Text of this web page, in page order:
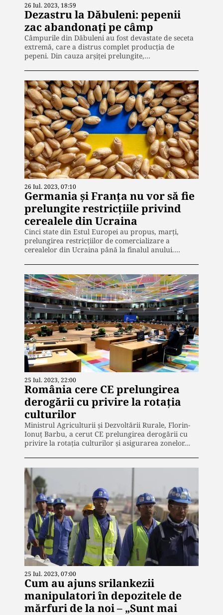
26 Iul. 2023, 18:59
Dezastru la Dăbuleni: pepenii
zac abandonați pe câmp
Câmpurile din Dăbuleni au fost devastate de seceta
extremă, care a distrus complet producția de
pepeni. Din cauza arșiței prelungite,…
26 Iul. 2023, 07:10
Germania și Franța nu vor să fie
prelungite restricțiile privind
cerealele din Ucraina
Cinci state din Estul Europei au propus, marți,
prelungirea restricțiilor de comercializare a
cerealelor din Ucraina până la finalul anului.…
25 Iul. 2023, 22:00
România cere CE prelungirea
derogării cu privire la rotația
culturilor
Ministrul Agriculturii și Dezvoltării Rurale, Florin-
Ionuț Barbu, a cerut CE prelungirea derogării cu
privire la rotația culturilor și asigurarea zonelor…
25 Iul. 2023, 07:00
Cum au ajuns srilankezii
manipulatori în depozitele de
mărfuri de la noi – „Sunt mai